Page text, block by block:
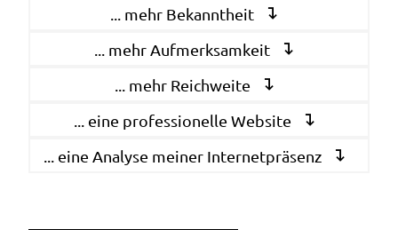
... mehr Bekanntheit
... mehr Aufmerksamkeit
... mehr Reichweite
... eine professionelle Website
... eine Analyse meiner Internetpräsenz